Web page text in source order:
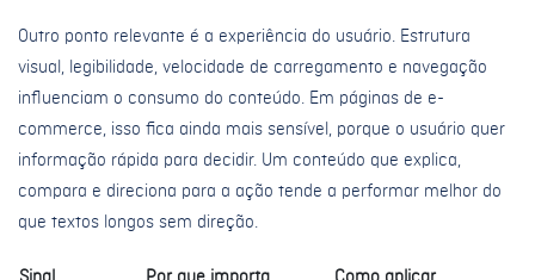
Outro ponto relevante é a experiência do usuário. Estrutura
visual, legibilidade, velocidade de carregamento e navegação
influenciam o consumo do conteúdo. Em páginas de e-
commerce, isso fica ainda mais sensível, porque o usuário quer
informação rápida para decidir. Um conteúdo que explica,
compara e direciona para a ação tende a performar melhor do
que textos longos sem direção.